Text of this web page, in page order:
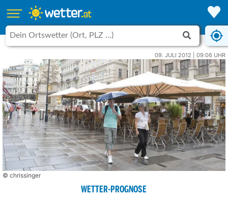
09. JULI 2012 | 09:06 UHR
© chrissinger
WETTER-PROGNOSE